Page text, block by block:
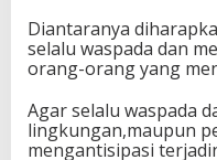
Diantaranya
selalu waspada dan
orang-orang yang
Agar selalu waspada
lingkungan,maupun
mengantisipasi